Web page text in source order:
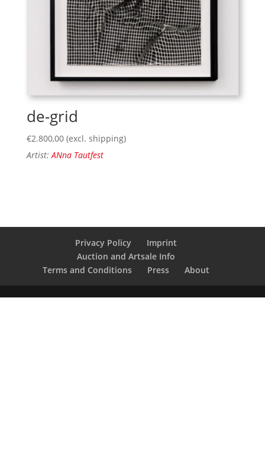
de-grid
€2.800,00 (excl. shipping)
Artist: ANna Tautfest
Privacy Policy
Imprint
Auction and Artsale Info
Terms and Conditions
Press About